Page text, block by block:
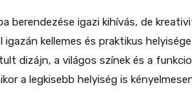
berendezése igazi kihívás, de
igazán kellemes és praktikus
dizájn, a világos színek és a
a legkisebb helyiség is